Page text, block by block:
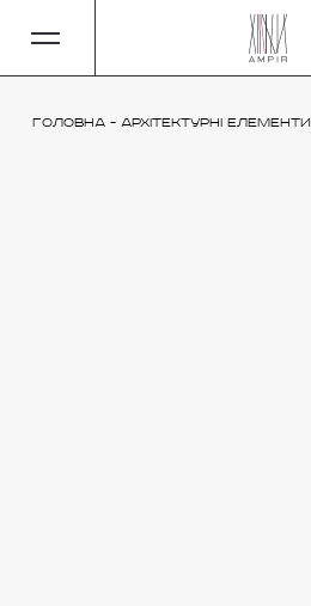
Головна- Архітектурні елементи